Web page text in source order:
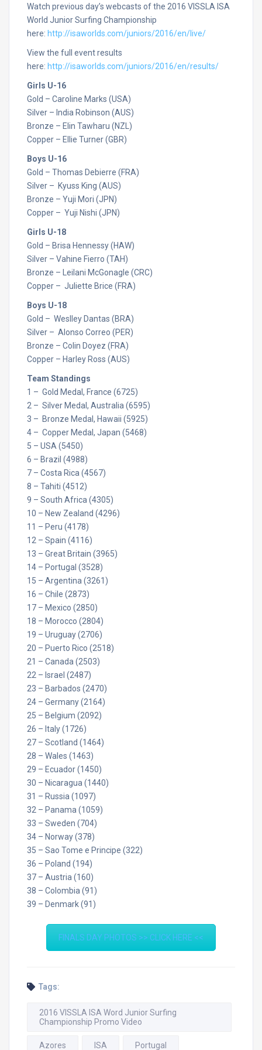
Watch previous day’s webcasts of the 2016 VISSLA ISA
World Junior Surfing Championship
here: http://isaworlds.com/juniors/2016/en/live/
View the full event results
here: http://isaworlds.com/juniors/2016/en/results/
Girls U-16
Gold – Caroline Marks (USA)
Silver – India Robinson (AUS)
Bronze – Elin Tawharu (NZL)
Copper – Ellie Turner (GBR)
Boys U-16
Gold – Thomas Debierre (FRA)
Silver – Kyuss King (AUS)
Bronze – Yuji Mori (JPN)
Copper – Yuji Nishi (JPN)
Girls U-18
Gold – Brisa Hennessy (HAW)
Silver – Vahine Fierro (TAH)
Bronze – Leilani McGonagle (CRC)
Copper – Juliette Brice (FRA)
Boys U-18
Gold – Weslley Dantas (BRA)
Silver – Alonso Correo (PER)
Bronze – Colin Doyez (FRA)
Copper – Harley Ross (AUS)
Team Standings
1 – Gold Medal, France (6725)
2 – Silver Medal, Australia (6595)
3 – Bronze Medal, Hawaii (5925)
4 – Copper Medal, Japan (5468)
5 – USA (5450)
6 – Brazil (4988)
7 – Costa Rica (4567)
8 – Tahiti (4512)
9 – South Africa (4305)
10 – New Zealand (4296)
11 – Peru (4178)
12 – Spain (4116)
13 – Great Britain (3965)
14 – Portugal (3528)
15 – Argentina (3261)
16 – Chile (2873)
17 – Mexico (2850)
18 – Morocco (2804)
19 – Uruguay (2706)
20 – Puerto Rico (2518)
21 – Canada (2503)
22 – Israel (2487)
23 – Barbados (2470)
24 – Germany (2164)
25 – Belgium (2092)
26 – Italy (1726)
27 – Scotland (1464)
28 – Wales (1463)
29 – Ecuador (1450)
30 – Nicaragua (1440)
31 – Russia (1097)
32 – Panama (1059)
33 – Sweden (704)
34 – Norway (378)
35 – Sao Tome e Principe (322)
36 – Poland (194)
37 – Austria (160)
38 – Colombia (91)
39 – Denmark (91)
FINALS DAY PHOTOS >> CLICK HERE <<
Tags:
2016 VISSLA ISA Word Junior Surfing
Championship Promo Video
Azores ISA Portugal